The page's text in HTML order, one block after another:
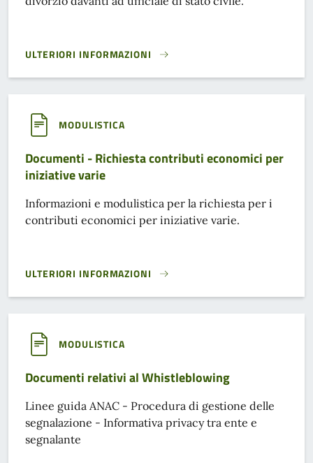
ULTERIORI INFORMAZIONI
DOCUMENTI: SEPARAZIONE - DIVORZIO DAVANTI AD
MODULISTICA
Documenti - Richiesta contributi economici per
iniziative varie
Informazioni e modulistica per la richiesta per i
contributi economici per iniziative varie.
ULTERIORI INFORMAZIONI
DOCUMENTI - RICHIESTA CONTRIBUTI ECONOMICI PER
MODULISTICA
Documenti relativi al Whistleblowing
Linee guida ANAC - Procedura di gestione delle
segnalazione - Informativa privacy tra ente e
segnalante